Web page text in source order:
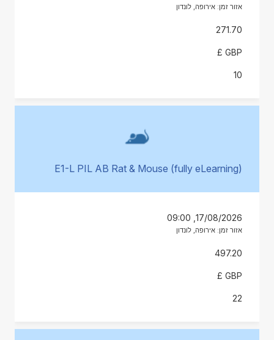
אזור זמן: אירופה, לונדון
271.70
GBP £
E1-L PIL AB Rat & Mouse (fully eLearning)
17/08/2026, 09:00
אזור זמן: אירופה, לונדון
497.20
GBP £